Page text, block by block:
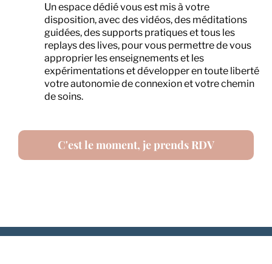
Un espace dédié vous est mis à votre
disposition, avec des vidéos, des méditations
guidées, des supports pratiques et tous les
replays des lives, pour vous permettre de vous
approprier les enseignements et les
expérimentations et développer en toute liberté
votre autonomie de connexion et votre chemin
de soins.
C'est le moment, je prends RDV